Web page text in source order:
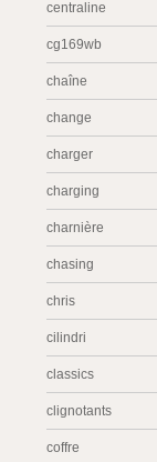
centraline
cg169wb
chaîne
change
charger
charging
charnière
chasing
chris
cilindri
classics
clignotants
coffre